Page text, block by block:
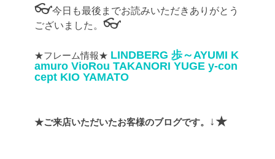
👓今日も最後までお読みいただきありがとう
ございました。 👓
★フレーム情報★ LINDBERG 歩～AYUMI K
amuro VioRou TAKANORI YUGE y-con
cept KIO YAMATO
★ご来店いただいたお客様のブログです。 ↓★